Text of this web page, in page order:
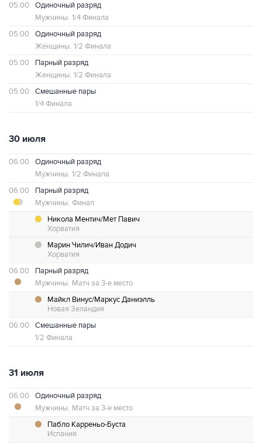
05:00
Одиночный разряд
Мужчины. 1/4 Финала
05:00
Одиночный разряд
Женщины. 1/2 Финала
05:00
Парный разряд
Женщины. 1/2 Финала
05:00
Смешанные пары
1/4 Финала
30 июля
06:00
Одиночный разряд
Мужчины. 1/2 Финала
06:00
Парный разряд
Мужчины. Финал
Никола Ментич/Мет Павич
Хорватия
Марин Чилич/Иван Додич
Хорватия
06:00
Парный разряд
Мужчины. Матч за 3-е место
Майкл Винус/Маркус Даниэлль
Новая Зеландия
06:00
Смешанные пары
1/2 Финала
31 июля
06:00
Одиночный разряд
Мужчины. Матч за 3-е место
Пабло Карреньо-Буста
Испания